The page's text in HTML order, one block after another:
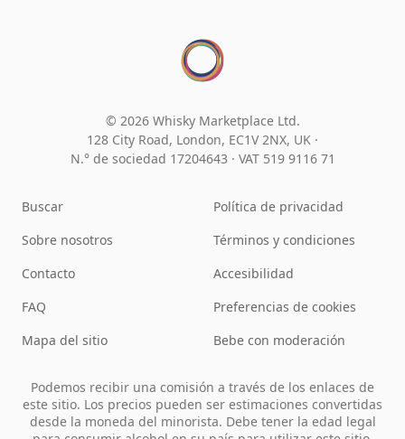
© 2026 Whisky Marketplace Ltd.
128 City Road, London, EC1V 2NX, UK ·
N.° de sociedad 17204643 · VAT 519 9116 71
Buscar
Sobre nosotros
Contacto
FAQ
Mapa del sitio
Política de privacidad
Términos y condiciones
Accesibilidad
Preferencias de cookies
Bebe con moderación
Podemos recibir una comisión a través de los enlaces de
este sitio. Los precios pueden ser estimaciones convertidas
desde la moneda del minorista. Debe tener la edad legal